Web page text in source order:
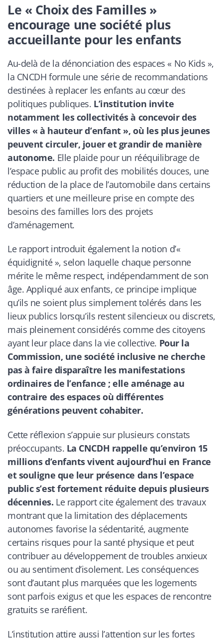
Le « Choix des Familles »
encourage une société plus
accueillante pour les enfants
Au-delà de la dénonciation des espaces « No Kids »,
la CNCDH formule une série de recommandations
destinées à replacer les enfants au cœur des
politiques publiques. L’institution invite
notamment les collectivités à concevoir des
villes « à hauteur d’enfant », où les plus jeunes
peuvent circuler, jouer et grandir de manière
autonome. Elle plaide pour un rééquilibrage de
l’espace public au profit des mobilités douces, une
réduction de la place de l’automobile dans certains
quartiers et une meilleure prise en compte des
besoins des familles lors des projets
d’aménagement.
Le rapport introduit également la notion d’«
équidignité », selon laquelle chaque personne
mérite le même respect, indépendamment de son
âge. Appliqué aux enfants, ce principe implique
qu’ils ne soient plus simplement tolérés dans les
lieux publics lorsqu’ils restent silencieux ou discrets,
mais pleinement considérés comme des citoyens
ayant leur place dans la vie collective. Pour la
Commission, une société inclusive ne cherche
pas à faire disparaître les manifestations
ordinaires de l’enfance ; elle aménage au
contraire des espaces où différentes
générations peuvent cohabiter.
Cette réflexion s’appuie sur plusieurs constats
préoccupants. La CNCDH rappelle qu’environ 15
millions d’enfants vivent aujourd’hui en France
et souligne que leur présence dans l’espace
public s’est fortement réduite depuis plusieurs
décennies. Le rapport cite également des travaux
montrant que la limitation des déplacements
autonomes favorise la sédentarité, augmente
certains risques pour la santé physique et peut
contribuer au développement de troubles anxieux
ou au sentiment d’isolement. Les conséquences
sont d’autant plus marquées que les logements
sont parfois exigus et que les espaces de rencontre
gratuits se raréfient.
L’institution attire aussi l’attention sur les fortes